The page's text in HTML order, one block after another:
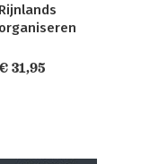
Rijnlands
organiseren
31,95